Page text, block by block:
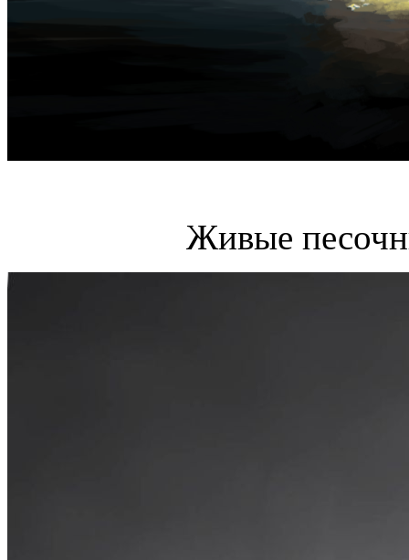
Живые